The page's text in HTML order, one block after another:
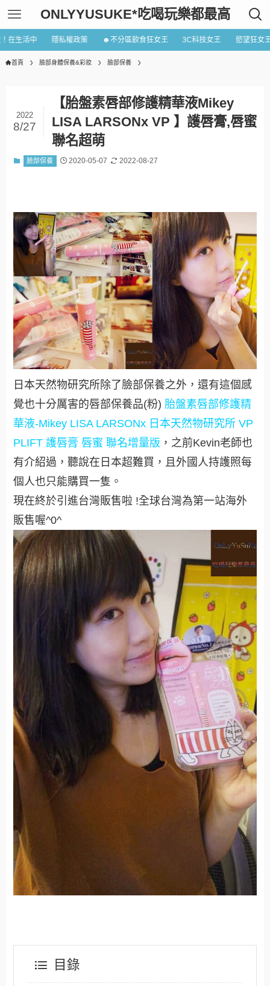
ONLYYUSUKE*吃喝玩樂都最高
在生活中 隱私權政策 ☻不分區飲食狂女王 3C科技女王 慾望狂女
首頁 臉部身體保養&彩妝 臉部保養
【胎盤素唇部修護精華液Mikey
LISA LARSONx VP 】護唇膏,唇蜜
聯名超萌
2022
8/27
臉部保養 2020-05-07 2022-08-27
日本天然物研究所除了臉部保養之外，還有這個感
覺也十分厲害的唇部保養品(粉) 胎盤素唇部修護精
華液-Mikey LISA LARSONx 日本天然物研究所 VP
PLIFT 護唇膏 唇蜜 聯名增量版 ，之前Kevin老師也
有介紹過，聽說在日本超難買，且外國人持護照每
個人也只能購買一隻。
現在終於引進台灣販售啦 !全球台灣為第一站海外
販售喔^0^
目錄